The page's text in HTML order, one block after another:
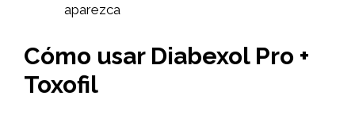
aparezca
Cómo usar Diabexol Pro +
Toxofil